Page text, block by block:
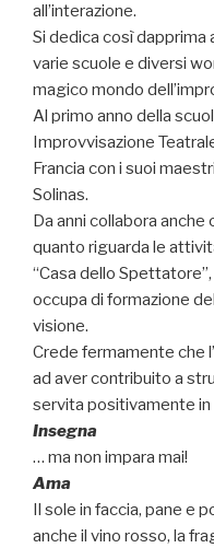
all’interazione.
Si dedica così
varie scuole e diversi
magico mondo
Al primo anno della
Improvvisazione
Francia con i suoi
Solinas.
Da anni collabora
quanto riguarda le
“Casa dello
occupa di formazione
visione.
Crede fermamente che
ad aver contribuito a
servita positivamente in
Insegna
… ma non impara mai!
Ama
Il sole in faccia, pane e
anche il vino rosso, la